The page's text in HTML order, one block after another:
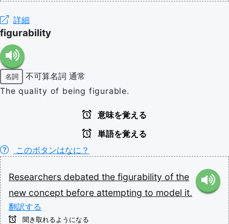
詳細
figurability
名詞 不可算名詞 通常
The quality of being figurable.
意味を覚える
単語を覚える
このボタンはなに？
Researchers debated the figurability of the
new concept before attempting to model it.
翻訳する
聞き取れるようになる